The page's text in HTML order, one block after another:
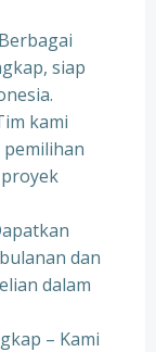
siap
kami
dan
dalam
– Kami